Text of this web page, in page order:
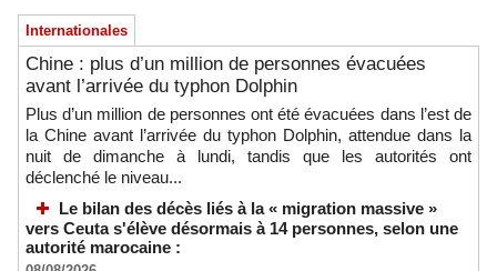
Internationales
Chine : plus d’un million de personnes évacuées
avant l’arrivée du typhon Dolphin
Plus d’un million de personnes ont été évacuées dans l’est de
la Chine avant l’arrivée du typhon Dolphin, attendue dans la
nuit de dimanche à lundi, tandis que les autorités ont
déclenché le niveau...
Le bilan des décès liés à la « migration massive »
vers Ceuta s'élève désormais à 14 personnes, selon une
autorité marocaine :